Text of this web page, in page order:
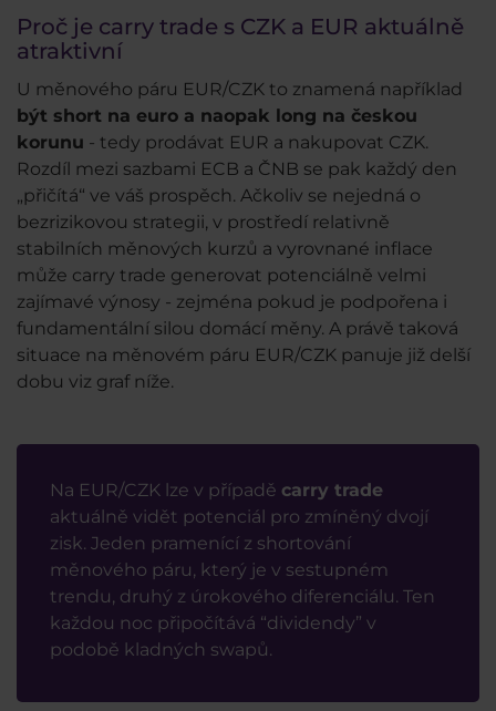
Proč je carry trade s CZK a EUR aktuálně
atraktivní
U měnového páru EUR/CZK to znamená například
být short na euro a naopak long na českou
korunu - tedy prodávat EUR a nakupovat CZK.
Rozdíl mezi sazbami ECB a ČNB se pak každý den
„přičítá“ ve váš prospěch. Ačkoliv se nejedná o
bezrizikovou strategii, v prostředí relativně
stabilních měnových kurzů a vyrovnané inflace
může carry trade generovat potenciálně velmi
zajímavé výnosy - zejména pokud je podpořena i
fundamentální silou domácí měny. A právě taková
situace na měnovém páru EUR/CZK panuje již delší
dobu viz graf níže.
Na EUR/CZK lze v případě carry trade
aktuálně vidět potenciál pro zmíněný dvojí
zisk. Jeden pramenící z shortování
měnového páru, který je v sestupném
trendu, druhý z úrokového diferenciálu. Ten
každou noc připočítává “dividendy” v
podobě kladných swapů.